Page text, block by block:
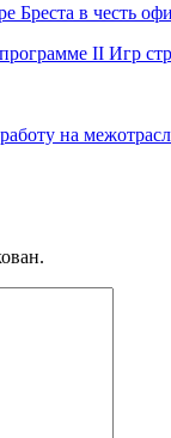
Бреста в честь
II Игр
на